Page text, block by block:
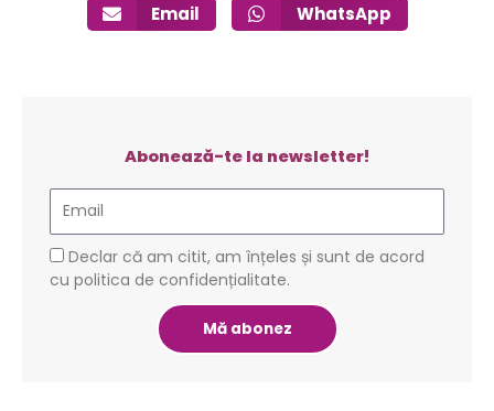
Email
WhatsApp
Abonează-te la newsletter!
Email
GDPRDeclar că am citit, am înțeles și sunt de acord
cu politica de confidențialitate.
Mă abonez